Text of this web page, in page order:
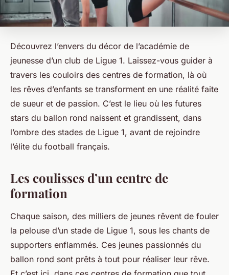
Découvrez l’envers du décor de l’académie de
jeunesse d’un club de Ligue 1. Laissez-vous guider à
travers les couloirs des centres de formation, là où
les rêves d’enfants se transforment en une réalité faite
de sueur et de passion. C’est le lieu où les futures
stars du ballon rond naissent et grandissent, dans
l’ombre des stades de Ligue 1, avant de rejoindre
l’élite du football français.
Les coulisses d’un centre de
formation
Chaque saison, des milliers de jeunes rêvent de fouler
la pelouse d’un stade de Ligue 1, sous les chants de
supporters enflammés. Ces jeunes passionnés du
ballon rond sont prêts à tout pour réaliser leur rêve.